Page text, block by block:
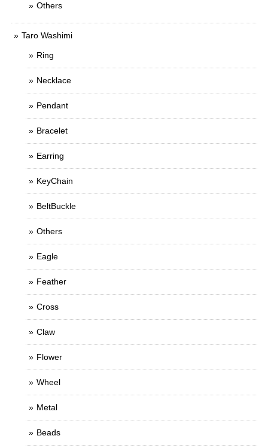
Others
Taro Washimi
Ring
Necklace
Pendant
Bracelet
Earring
KeyChain
BeltBuckle
Others
Eagle
Feather
Cross
Claw
Flower
Wheel
Metal
Beads